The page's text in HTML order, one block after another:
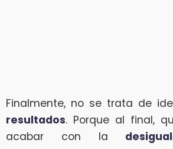
Finalmente, no se trata de
resultados. Porque al final,
acabar con la